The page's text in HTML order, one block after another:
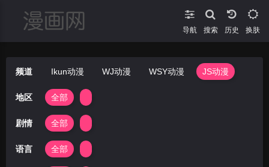
导航 搜索 换肤
频道 Ikun动漫 WJ动漫 WSY动漫 JS动漫
地区 全部
剧情 全部
语言 全部